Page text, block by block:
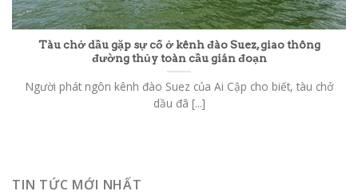
Tàu chở dầu gặp sự cố ở kênh đào Suez, giao thông
đường thủy toàn cầu gián đoạn
Người phát ngôn kênh đào Suez của Ai Cập cho biết, tàu chở
dầu đã [...]
TIN TỨC MỚI NHẤT